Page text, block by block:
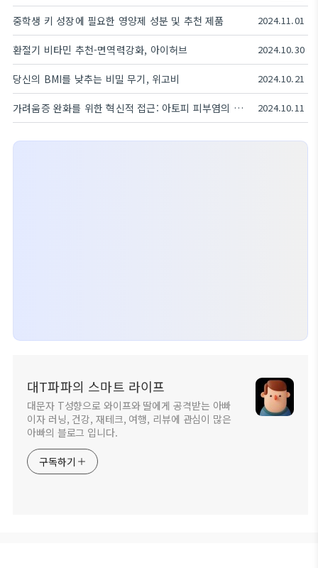
중학생 키 성장에 필요한 영양제 성분 및 추천 제품 2024.11.01
환절기 비타민 추천-면역력강화, 아이허브 2024.10.30
당신의 BMI를 낮추는 비밀 무기, 위고비 2024.10.21
가려움증 완화를 위한 혁신적 접근: 아토피 피부염의 이해와 관리 2024.10.11
대T파파의 스마트 라이프
대문자 T성향으로 와이프와 딸에게 공격받는 아빠
이자 러닝, 건강, 재테크, 여행, 리뷰에 관심이 많은
아빠의 블로그 입니다.
구독하기